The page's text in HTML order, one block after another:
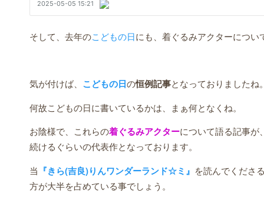
そして、去年のこどもの日にも、着ぐるみアクターにつ
気が付けば、 こどもの日の恒例記事となっておりましたね
何故こどもの日に書いているかは、まぁ何となくね。
お陰様で、これらの着ぐるみアクターについて語る記事が
続けるぐらいの代表作となっております。
当 『きら(吉良)りんワンダーランド☆ミ』 を読んでくださ
方が大半を占めている事でしょう。